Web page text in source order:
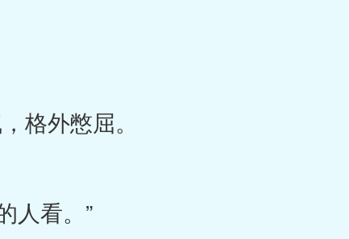
格外憋屈。
人看。”